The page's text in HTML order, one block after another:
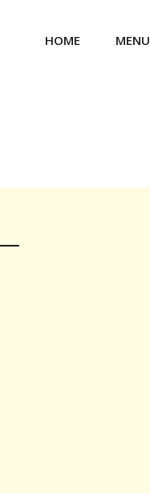
HOME MENU